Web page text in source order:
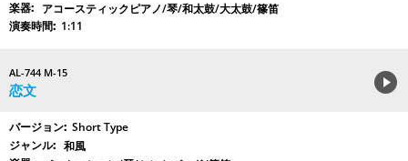
アコースティックピアノ/琴/和太鼓/大太鼓/篠笛
1:11
AL-744 M-15
恋文
Short Type
和風